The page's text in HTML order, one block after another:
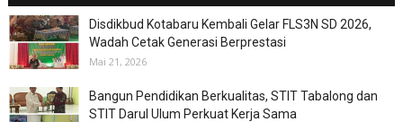
Disdikbud Kotabaru Kembali Gelar FLS3N SD 2026,
Wadah Cetak Generasi Berprestasi
Mai 21, 2026
Bangun Pendidikan Berkualitas, STIT Tabalong dan
STIT Darul Ulum Perkuat Kerja Sama